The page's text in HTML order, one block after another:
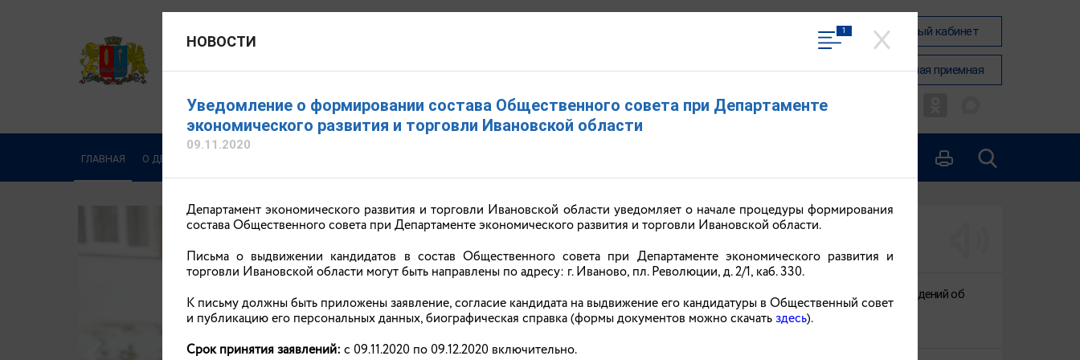
Вход в личный кабинет
Общественная приемная
ГЛАВНАЯ О ДЕПАРТАМЕНТЕ
О предоставлении сведений об
инвестициях
24.06.2026
Соколова Евгения Николаевна
Написать обращение
НОВОСТИ
1
Уведомление о формировании состава Общественного совета при Департаменте
экономического развития и торговли Ивановской области
09.11.2020
Департамент экономического развития и торговли Ивановской области уведомляет о начале процедуры формирования
состава Общественного совета при Департаменте экономического развития и торговли Ивановской области.
Письма о выдвижении кандидатов в состав Общественного совета при Департаменте экономического развития и
торговли Ивановской области могут быть направлены по адресу: г. Иваново, пл. Революции, д. 2/1, каб. 330.
К письму должны быть приложены заявление, согласие кандидата на выдвижение его кандидатуры в Общественный совет
и публикацию его персональных данных, биографическая справка (формы документов можно скачатьздесь).
Срок принятия заявлений: с 09.11.2020 по 09.12.2020 включительно.